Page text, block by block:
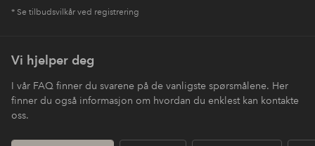
* Se tilbudsvilkår ved registrering
Vi hjelper deg
I vår FAQ finner du svarene på de vanligste spørsmålene. Her
finner du også informasjon om hvordan du enklest kan kontakte
oss.